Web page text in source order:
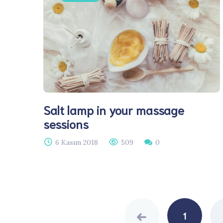
Salt lamp in your massage
sessions
6 Kasım 2018 509 0
1